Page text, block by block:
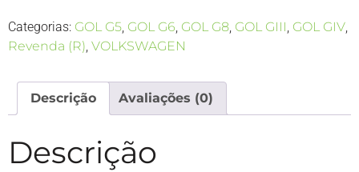
Categorias: GOL G5, GOL G6, GOL G8, GOL GIII, GOL GIV,
Revenda (R), VOLKSWAGEN
Descrição Avaliações (0)
Descrição